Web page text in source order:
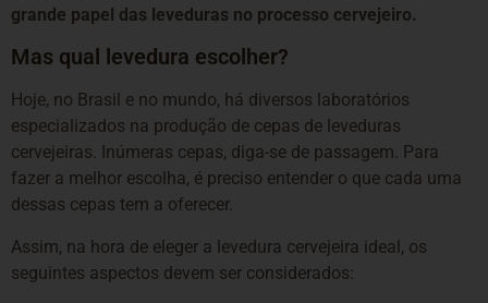
grande papel das leveduras no processo cervejeiro.
Mas qual levedura escolher?
Hoje, no Brasil e no mundo, há diversos laboratórios
especializados na produção de cepas de leveduras
cervejeiras. Inúmeras cepas, diga-se de passagem. Para
fazer a melhor escolha, é preciso entender o que cada uma
dessas cepas tem a oferecer.
Assim, na hora de eleger a levedura cervejeira ideal, os
seguintes aspectos devem ser considerados: